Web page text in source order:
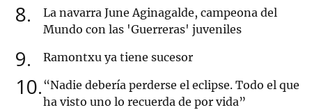
8
La navarra June Aginagalde, campeona del
Mundo con las 'Guerreras' juveniles
9 Ramontxu ya tiene sucesor
10 “Nadie debería perderse el eclipse. Todo el que
ha visto uno lo recuerda de por vida”